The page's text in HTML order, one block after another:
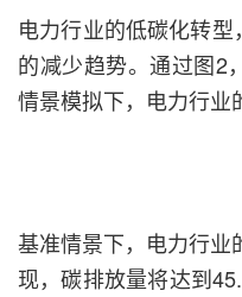
电力行业的低碳化转
的减少趋势。通过图2
情景模拟下，电力行业
基准情景下，电力行业
现，碳排放量将达到